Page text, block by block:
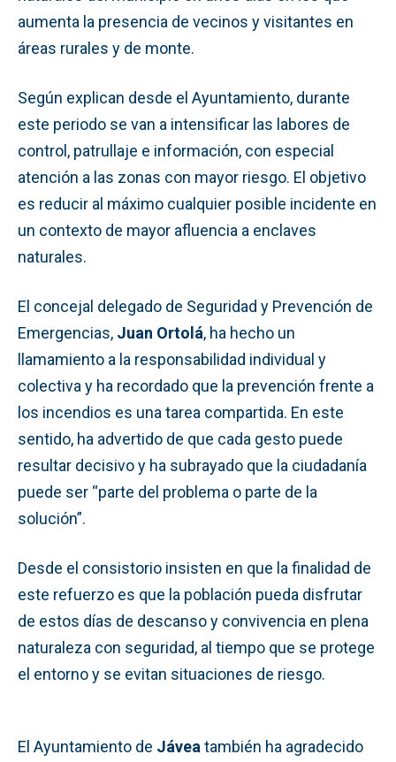
aumenta la presencia de vecinos y visitantes en
áreas rurales y de monte.
Según explican desde el Ayuntamiento, durante
este periodo se van a intensificar las labores de
control, patrullaje e información, con especial
atención a las zonas con mayor riesgo. El objetivo
es reducir al máximo cualquier posible incidente en
un contexto de mayor afluencia a enclaves
naturales.
El concejal delegado de Seguridad y Prevención de
Emergencias, Juan Ortolá, ha hecho un
llamamiento a la responsabilidad individual y
colectiva y ha recordado que la prevención frente a
los incendios es una tarea compartida. En este
sentido, ha advertido de que cada gesto puede
resultar decisivo y ha subrayado que la ciudadanía
puede ser “parte del problema o parte de la
solución”.
Desde el consistorio insisten en que la finalidad de
este refuerzo es que la población pueda disfrutar
de estos días de descanso y convivencia en plena
naturaleza con seguridad, al tiempo que se protege
el entorno y se evitan situaciones de riesgo.
El Ayuntamiento de Jávea también ha agradecido